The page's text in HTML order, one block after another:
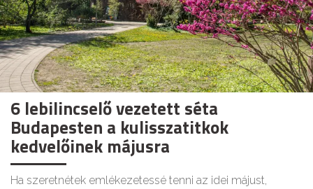
6 lebilincselő vezetett séta
Budapesten a kulisszatitkok
kedvelőinek májusra
Ha szeretnétek emlékezetessé tenni az idei májust,